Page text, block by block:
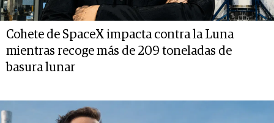
Cohete de SpaceX impacta contra la Luna
mientras recoge más de 209 toneladas de
basura lunar